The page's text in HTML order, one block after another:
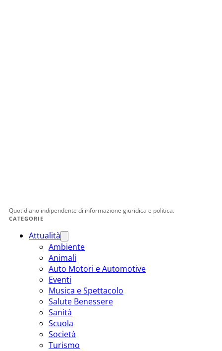
Quotidiano indipendente di informazione giuridica e politica.
CATEGORIE
Attualità
Ambiente
Animali
Auto Motori e Automotive
Eventi
Musica e Spettacolo
Salute Benessere
Sanità
Scuola
Società
Turismo